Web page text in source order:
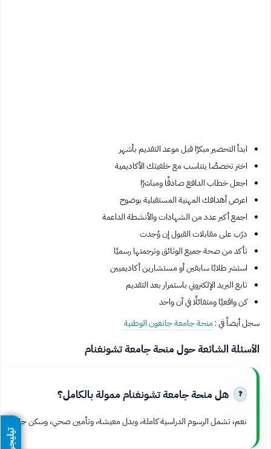
ابدأ التحضير مبكرًا قبل موعد التقديم بأشهر
اختر تخصصًا يتناسب مع خلفيتك الأكاديمية
اجعل خطاب الدافع صادقًا ومباشرًا
اعرض أهدافك المهنية المستقبلية بوضوح
اجمع أكبر عدد من الشهادات والأنشطة الداعمة
درّب على مقابلات القبول إن وُجدت
تأكد من صحة جميع الوثائق وترجمتها رسميًا
استشر طلابًا سابقين أو مستشارين أكاديميين
تابع البريد الإلكتروني باستمرار بعد التقديم
كن واقعيًا ومتفائلًا في آن واحد
سجل أيضاً في :منحة جامعة جانغون الوطنية
الأسئلة الشائعة حول منحة جامعة تشونغنام
هل منحة جامعة تشونغنام ممولة بالكامل؟
نعم، تشمل الرسوم الدراسية كاملة، وبدل معيشة، وتأمين صحي، وسكن جامعي.